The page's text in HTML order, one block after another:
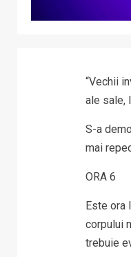
“Vechii
ale sale,
S-a
mai
ORA 6
Este ora
corpului
trebuie